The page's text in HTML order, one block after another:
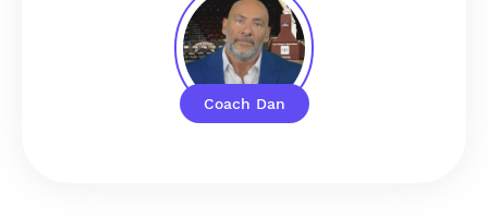
Coach Dan